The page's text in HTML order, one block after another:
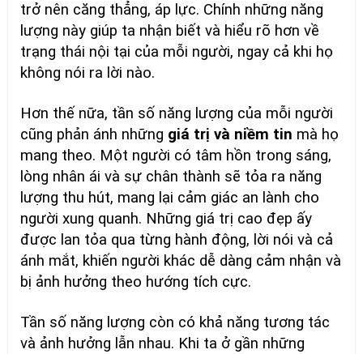
trở nên căng thẳng, áp lực. Chính những năng
lượng này giúp ta nhận biết và hiểu rõ hơn về
trạng thái nội tại của mỗi người, ngay cả khi họ
không nói ra lời nào.
Hơn thế nữa, tần số năng lượng của mỗi người
cũng phản ánh những giá trị và niềm tin mà họ
mang theo. Một người có tâm hồn trong sáng,
lòng nhân ái và sự chân thành sẽ tỏa ra năng
lượng thu hút, mang lại cảm giác an lành cho
người xung quanh. Những giá trị cao đẹp ấy
được lan tỏa qua từng hành động, lời nói và cả
ánh mắt, khiến người khác dễ dàng cảm nhận và
bị ảnh hưởng theo hướng tích cực.
Tần số năng lượng còn có khả năng tương tác
và ảnh hưởng lẫn nhau. Khi ta ở gần những